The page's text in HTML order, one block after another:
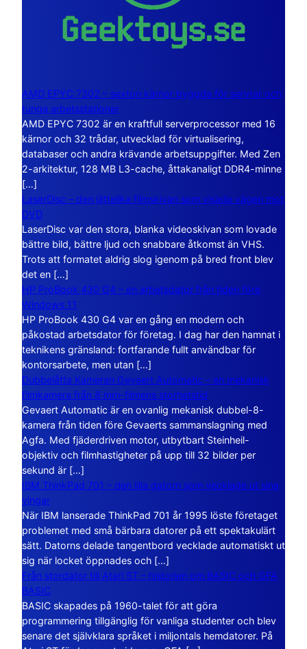
AMD EPYC 7302 – sexton kärnor byggda för servrar och
tunga arbetsstationer
AMD EPYC 7302 är en kraftfull serverprocessor med 16
kärnor och 32 trådar, utvecklad för virtualisering,
databaser och andra krävande arbetsuppgifter. Med Zen
2-arkitektur, 128 MB L3-cache, åttakanaligt DDR4-minne
[…]
LaserDisc – den jättelika filmskivan som visade vägen mot
DVD
LaserDisc var den stora, blanka videoskivan som lovade
bättre bild, bättre ljud och snabbare åtkomst än VHS.
Trots att formatet aldrig slog igenom på bred front blev
det en […]
HP ProBook 430 G4 – en arbetsdator från tiden före
Windows 11
HP ProBook 430 G4 var en gång en modern och
påkostad arbetsdator för företag. I dag har den hamnat i
teknikens gränsland: fortfarande fullt användbar för
kontorsarbete, men utan […]
Dubbelåtta Kameran Gevaert Automatic – en mekanisk
filmkamera från 8 mm-filmens storhetstid
Gevaert Automatic är en ovanlig mekanisk dubbel-8-
kamera från tiden före Gevaerts sammanslagning med
Agfa. Med fjäderdriven motor, utbytbart Steinheil-
objektiv och filmhastigheter på upp till 32 bilder per
sekund är […]
IBM ThinkPad 701 – den lilla datorn som vecklade ut sina
vingar
När IBM lanserade ThinkPad 701 år 1995 löste företaget
problemet med små bärbara datorer på ett spektakulärt
sätt. Datorns delade tangentbord vecklade automatiskt ut
sig när locket öppnades och […]
Från stordator till Atari ST – historien om BASIC och GFA
BASIC
BASIC skapades på 1960-talet för att göra
programmering tillgänglig för vanliga studenter och blev
senare det självklara språket i miljontals hemdatorer. På